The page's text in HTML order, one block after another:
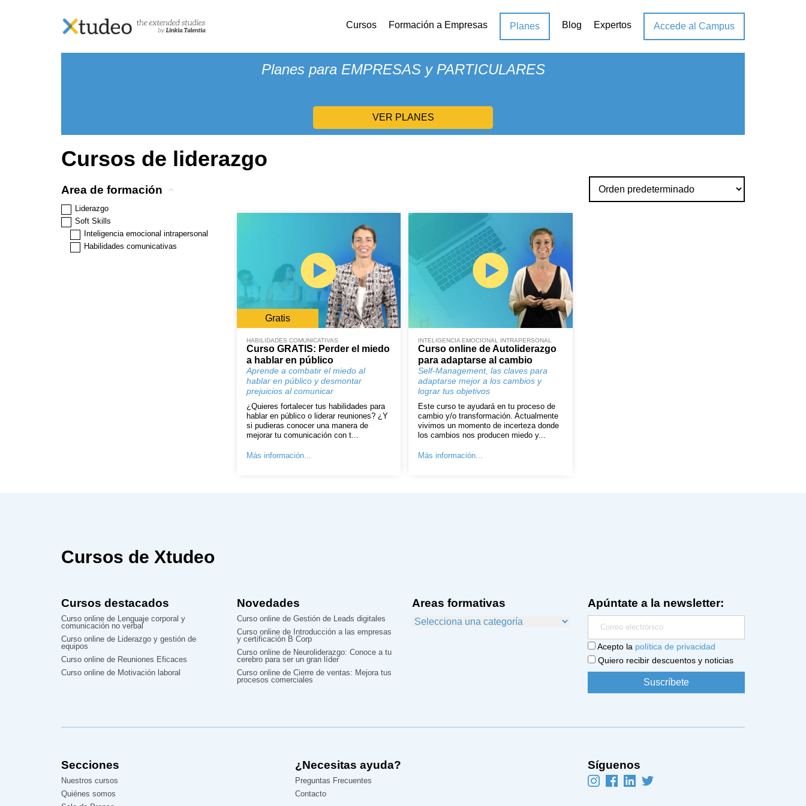
Cursos Formación a Empresas Planes Blog Expertos Accede al Campus
XTUDEO PLUS?
Planes para EMPRESAS y PARTICULARES
VER PLANES
Cursos de liderazgo
Area de formación
Liderazgo
Soft Skills
Inteligencia emocional intrapersonal
Habilidades comunicativas
Gratis
HABILIDADES COMUNICATIVAS
Curso GRATIS: Perder el miedo
a hablar en público
Aprende a combatir el miedo al
hablar en público y desmontar
prejuicios al comunicar
¿Quieres fortalecer tus habilidades para
hablar en público o liderar reuniones? ¿Y
si pudieras conocer una manera de
mejorar tu comunicación con t...
Más información...
INTELIGENCIA EMOCIONAL INTRAPERSONAL
Curso online de Autoliderazgo
para adaptarse al cambio
Self-Management, las claves para
adaptarse mejor a los cambios y
lograr tus objetivos
Este curso te ayudará en tu proceso de
cambio y/o transformación. Actualmente
vivimos un momento de incerteza donde
los cambios nos producen miedo y...
Más información...
Cursos de Xtudeo
Cursos destacados
Curso online de Lenguaje corporal y
comunicación no verbal
Curso online de Liderazgo y gestión de
equipos
Curso online de Reuniones Eficaces
Curso online de Motivación laboral
Novedades
Curso online de Gestión de Leads digitales
Curso online de Introducción a las empresas
y certificación B Corp
Curso online de Neuroliderazgo: Conoce a tu
cerebro para ser un gran líder
Curso online de Cierre de ventas: Mejora tus
procesos comerciales
Areas formativas Apúntate a la newsletter:
Acepto la política de privacidad
Quiero recibir descuentos y noticias
Secciones
Nuestros cursos
Quiénes somos
¿Necesitas ayuda?
Preguntas Frecuentes
Contacto
Síguenos